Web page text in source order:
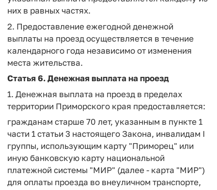
них в равных частях.
2. Предоставление ежегодной денежной
выплаты на проезд осуществляется в течение
календарного года независимо от изменения
места жительства.
Статья 6.Денежная выплата на проезд
1. Денежная выплата на проезд в пределах
территории Приморского края предоставляется:
гражданам старше 70 лет, указанным в пункте 1
части 1 статьи 3 настоящего Закона, инвалидам I
группы, использующим карту "Приморец" или
иную банковскую карту национальной
платежной системы "МИР" (далее - карта "МИР")
для оплаты проезда во внеуличном транспорте,